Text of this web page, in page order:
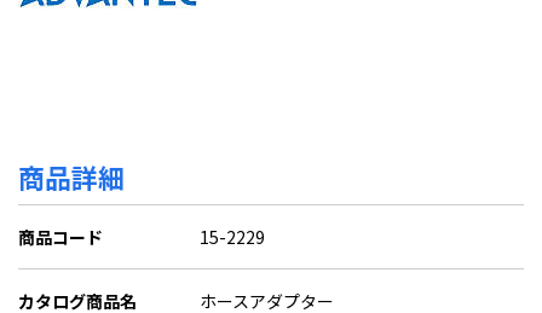
商品詳細
商品コード 15-2229
カタログ商品名 ホースアダプター